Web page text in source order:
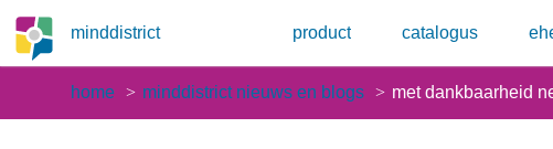
minddistrict product catalogus
home minddistrict nieuws en blogs met dankbaarheid